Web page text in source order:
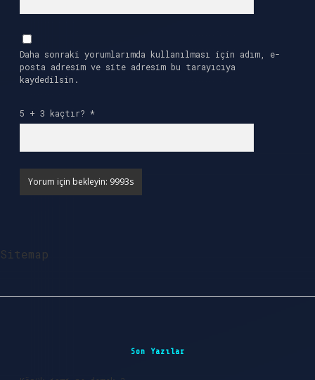
Daha sonraki yorumlarımda kullanılması için adım, e-
posta adresim ve site adresim bu tarayıcıya
kaydedilsin.
5 + 3 kaçtır? *
Sitemap
Son Yazılar